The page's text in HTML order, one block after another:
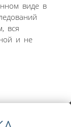
виде в
вся
и не